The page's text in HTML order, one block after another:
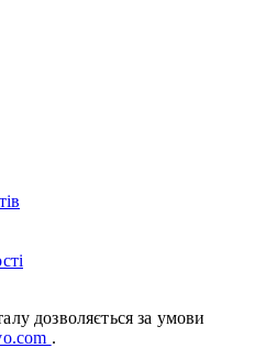
дозволяється за умови
.